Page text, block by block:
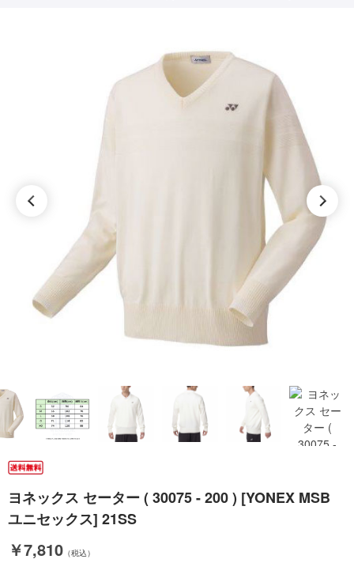
ヨネックス セーター ( 30075 - 200 ) [YONEX MSB
ユニセックス] 21SS
￥7,810 （税込）